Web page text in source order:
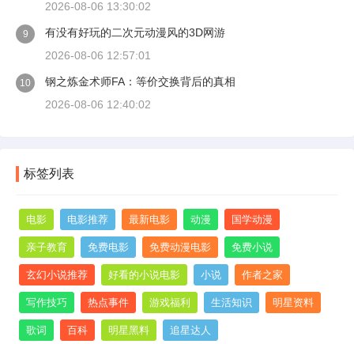
基因拼接在一起，结果创造出了异常凶猛的新物种。这些鱼
不仅体型巨大，而且能像蛇一样在泥地里爬行，甚至能在岸
2026-08-06 13:30:02
9
有没有好玩的二次元动漫风的3D网游
2026-08-06 12:57:01
10
钢之炼金术师FA：等价交换背后的真相
2026-08-06 12:40:02
标签列表
电影 电影推荐 最新电影 动漫 国学动漫
亲子教育 免费电影 免费动漫电影 免费小说
玄幻小说推荐 好看的小说电影 小说 作者之家
写作技巧 热点事件 游戏福利 生活知识 明星资料
歌词 百科 明星黑料 追星达人